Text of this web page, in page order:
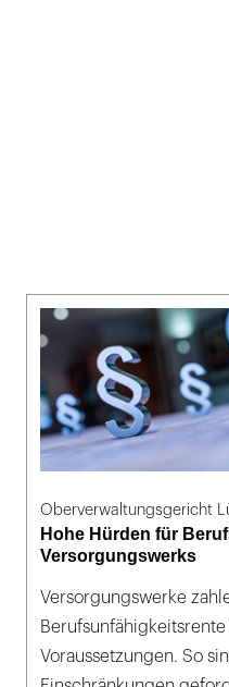
Oberverwaltungsgericht
Hohe Hürden für
Versorgungswerks
Versorgungswerke
Voraussetzungen. So